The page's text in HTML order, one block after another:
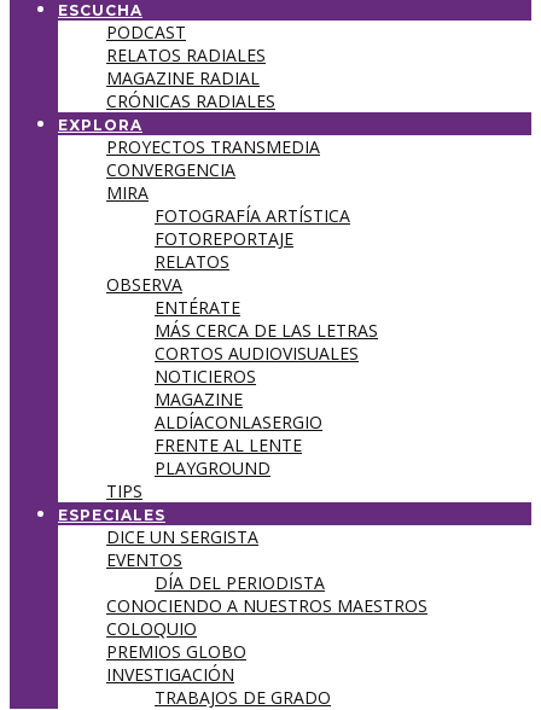
ESCUCHA
PODCAST
RELATOS RADIALES
MAGAZINE RADIAL
CRÓNICAS RADIALES
EXPLORA
PROYECTOS TRANSMEDIA
CONVERGENCIA
MIRA
FOTOGRAFÍA ARTÍSTICA
FOTOREPORTAJE
RELATOS
OBSERVA
ENTÉRATE
MÁS CERCA DE LAS LETRAS
CORTOS AUDIOVISUALES
NOTICIEROS
MAGAZINE
ALDÍACONLASERGIO
FRENTE AL LENTE
PLAYGROUND
TIPS
ESPECIALES
DICE UN SERGISTA
EVENTOS
DÍA DEL PERIODISTA
CONOCIENDO A NUESTROS MAESTROS
COLOQUIO
PREMIOS GLOBO
INVESTIGACIÓN
TRABAJOS DE GRADO